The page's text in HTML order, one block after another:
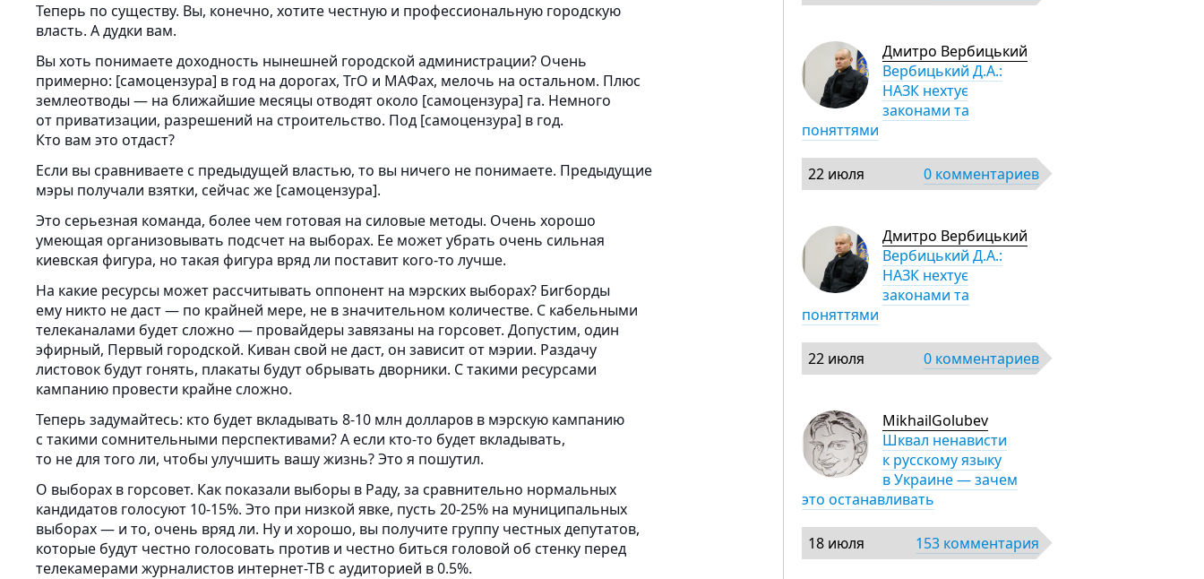
Теперь по существу. Вы, конечно, хотите честную и профессиональную городскую
власть. А дудки вам.
Вы хоть понимаете доходность нынешней городской администрации? Очень
примерно: [самоцензура] в год на дорогах, ТгО и МАФах, мелочь на остальном. Плюс
землеотводы — на ближайшие месяцы отводят около [самоцензура] га. Немного
от приватизации, разрешений на строительство. Под [самоцензура] в год.
Кто вам это отдаст?
Если вы сравниваете с предыдущей властью, то вы ничего не понимаете. Предыдущие
мэры получали взятки, сейчас же [самоцензура].
Это серьезная команда, более чем готовая на силовые методы. Очень хорошо
умеющая организовывать подсчет на выборах. Ее может убрать очень сильная
киевская фигура, но такая фигура вряд ли поставит кого-то лучше.
На какие ресурсы может рассчитывать оппонент на мэрских выборах? Бигборды
ему никто не даст — по крайней мере, не в значительном количестве. С кабельными
телеканалами будет сложно — провайдеры завязаны на горсовет. Допустим, один
эфирный, Первый городской. Киван свой не даст, он зависит от мэрии. Раздачу
листовок будут гонять, плакаты будут обрывать дворники. С такими ресурсами
кампанию провести крайне сложно.
Теперь задумайтесь: кто будет вкладывать 8-10 млн долларов в мэрскую кампанию
с такими сомнительными перспективами? А если кто-то будет вкладывать,
то не для того ли, чтобы улучшить вашу жизнь? Это я пошутил.
О выборах в горсовет. Как показали выборы в Раду, за сравнительно нормальных
кандидатов голосуют 10-15%. Это при низкой явке, пусть 20-25% на муниципальных
выборах — и то, очень вряд ли. Ну и хорошо, вы получите группу честных депутатов,
которые будут честно голосовать против и честно биться головой об стенку перед
телекамерами журналистов интернет-ТВ с аудиторией в 0.5%.
Дмитро Вербицький
Вербицький Д.А.:
НАЗК нехтує
законами та
поняттями
22 июля 0 комментариев
Дмитро Вербицький
Вербицький Д.А.:
НАЗК нехтує
законами та
поняттями
22 июля 0 комментариев
MikhailGolubev
Шквал ненависти
к русскому языку
в Украине — зачем
это останавливать
18 июля 153 комментария